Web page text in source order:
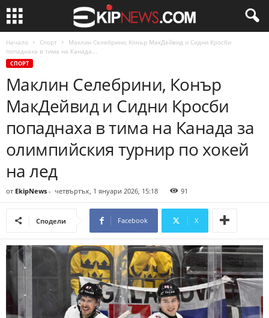
Начало Спорт
Маклин Селебрини, Конър МакДейвид и Сидни Кросби
попаднаха в тима на Канада...
СПОРТ
Маклин Селебрини, Конър
МакДейвид и Сидни Кросби
попаднаха в тима на Канада за
олимпийския турнир по хокей
на лед
от EkipNews - четвъртък, 1 януари 2026, 15:18 91
Сподели Facebook X